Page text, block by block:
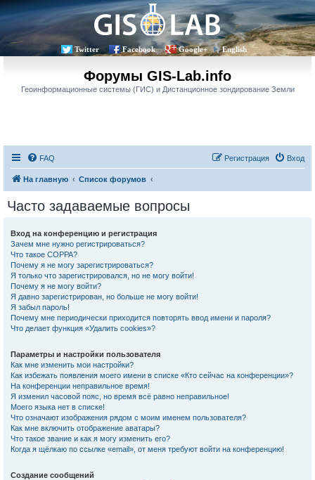
Twitter Facebook Google+ English
Форумы GIS-Lab.info
Геоинформационные системы (ГИС) и Дистанционное зондирование Земли
FAQ Вход
Регистрация
На главную Список форумов
Часто задаваемые вопросы
Вход на конференцию и регистрация
Зачем мне нужно регистрироваться?
Что такое COPPA?
Почему я не могу зарегистрироваться?
Я только что зарегистрировался, но не могу войти!
Почему я не могу войти?
Я давно зарегистрирован, но больше не могу войти!
Я забыл пароль!
Почему мне периодически приходится повторять ввод имени и пароля?
Что делает функция «Удалить cookies»?
Параметры и настройки пользователя
Как мне изменить мои настройки?
Как избежать появления моего имени в списке «Кто сейчас на конференции»?
На конференции неправильное время!
Я изменил часовой пояс, но время всё равно неправильное!
Моего языка нет в списке!
Что означают изображения рядом с моим именем пользователя?
Как мне включить отображение аватары?
Что такое звание и как я могу изменить его?
Когда я щёлкаю по ссылке «email», от меня требуют войти на конференцию!
Создание сообщений